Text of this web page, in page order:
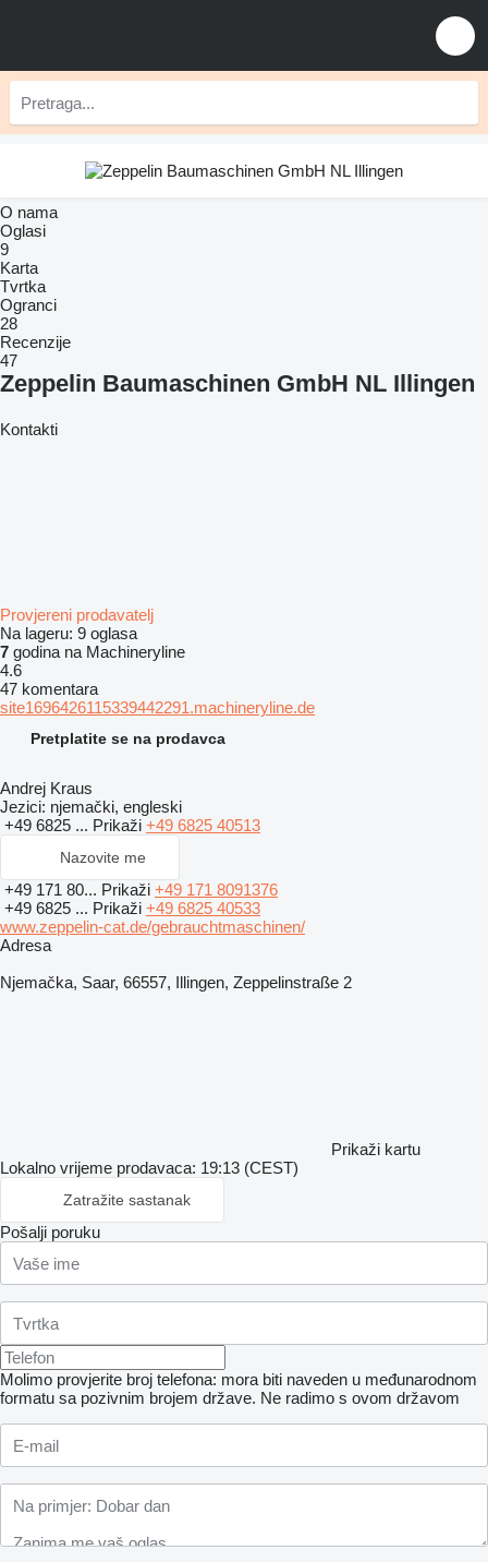
O nama
Oglasi
9
Karta
Tvrtka
Ogranci
28
Recenzije
47
Zeppelin Baumaschinen GmbH NL Illingen
Kontakti
Provjereni prodavatelj
Na lageru: 9 oglasa
7 godina na Machineryline
4.6
47 komentara
site1696426115339442291.machineryline.de
Pretplatite se na prodavca
Andrej Kraus
Jezici: njemački, engleski
+49 6825 ... Prikaži +49 6825 40513
Nazovite me
+49 171 80... Prikaži +49 171 8091376
+49 6825 ... Prikaži +49 6825 40533
www.zeppelin-cat.de/gebrauchtmaschinen/
Adresa
Njemačka, Saar, 66557, Illingen, Zeppelinstraße 2
Prikaži kartu
Lokalno vrijeme prodavaca: 19:13 (CEST)
Zatražite sastanak
Pošalji poruku
Molimo provjerite broj telefona: mora biti naveden u međunarodnom
formatu sa pozivnim brojem države. Ne radimo s ovom državom